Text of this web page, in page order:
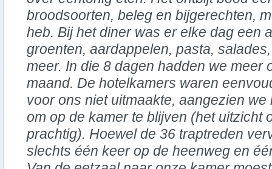
broodsoorten, beleg en bijgerechten,
heb. Bij het diner was er elke dag een
groenten, aardappelen, pasta,
meer. In die 8 dagen hadden we meer
maand. De hotelkamers waren
voor ons niet uitmaakte, aangezien
om op de kamer te blijven (het uitzicht
prachtig). Hoewel de 36 traptreden
slechts één keer op de heenweg en